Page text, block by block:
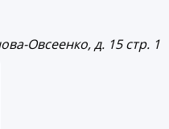
Овсеенко, д. 15 стр. 1